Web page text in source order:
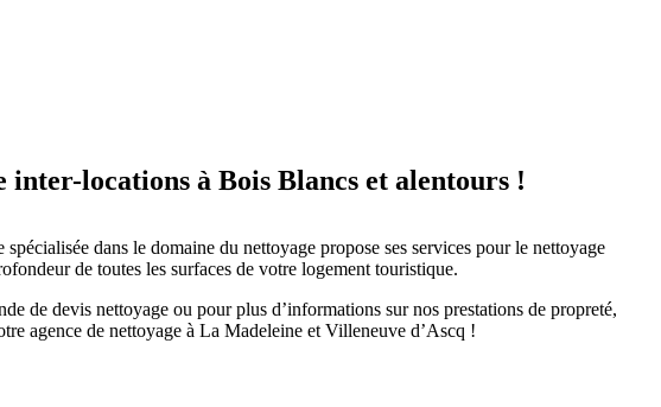
inter-locations à Bois Blancs et alentours !
spécialisée dans le domaine du nettoyage propose ses services pour le nettoyage
de toutes les surfaces de votre logement touristique.
de devis nettoyage ou pour plus d’informations sur nos prestations de propreté,
agence de nettoyage à La Madeleine et Villeneuve d’Ascq !